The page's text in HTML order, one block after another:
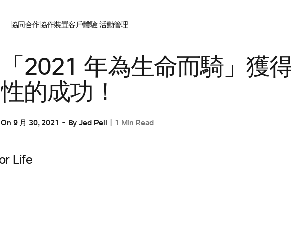
協同合作協作裝置客戶體驗活動管理
「2021 年為生命而騎」獲
性的成功！
On 9 月 30, 2021 ByJed Pell 1 Min Read